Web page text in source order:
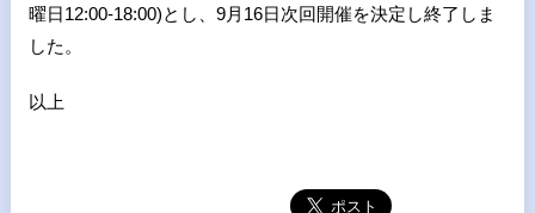
曜日12:00-18:00)とし、9月16日次回開催を決定し終了しま
した。
以上